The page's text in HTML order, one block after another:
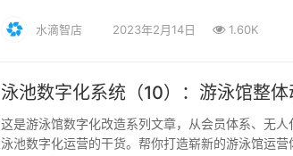
水滴智店 2023年2月14日 1.60K
泳池数字化系统（10）：游泳馆整
这是游泳馆数字化改造系列文章，从会员体系、无
泳池数字化运营的干货。帮你打造崭新的游泳馆运